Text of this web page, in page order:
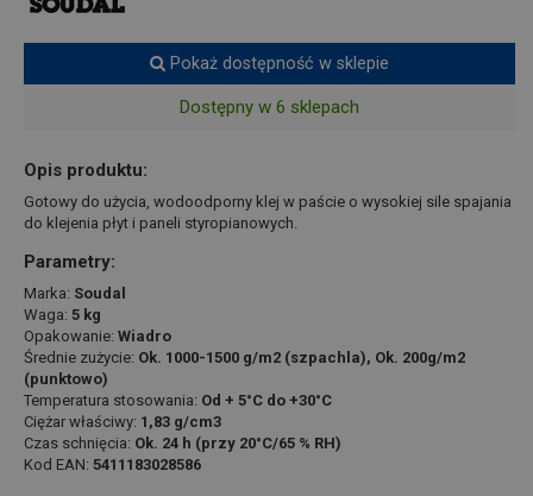
Pokaż dostępność w sklepie
Dostępny w 6 sklepach
Opis produktu:
Gotowy do użycia, wodoodporny klej w paście o wysokiej sile spajania
do klejenia płyt i paneli styropianowych.
Parametry:
Marka: Soudal
Waga: 5 kg
Opakowanie: Wiadro
Średnie zużycie: Ok. 1000-1500 g/m2 (szpachla), Ok. 200g/m2
(punktowo)
Temperatura stosowania: Od + 5°C do +30°C
Ciężar właściwy: 1,83 g/cm3
Czas schnięcia: Ok. 24 h (przy 20°C/65 % RH)
Kod EAN: 5411183028586